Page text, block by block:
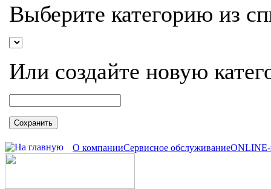
Выберите категорию из
Или создайте новую
Сохранить
О компанииСервисное обслуживаниеONLINE-